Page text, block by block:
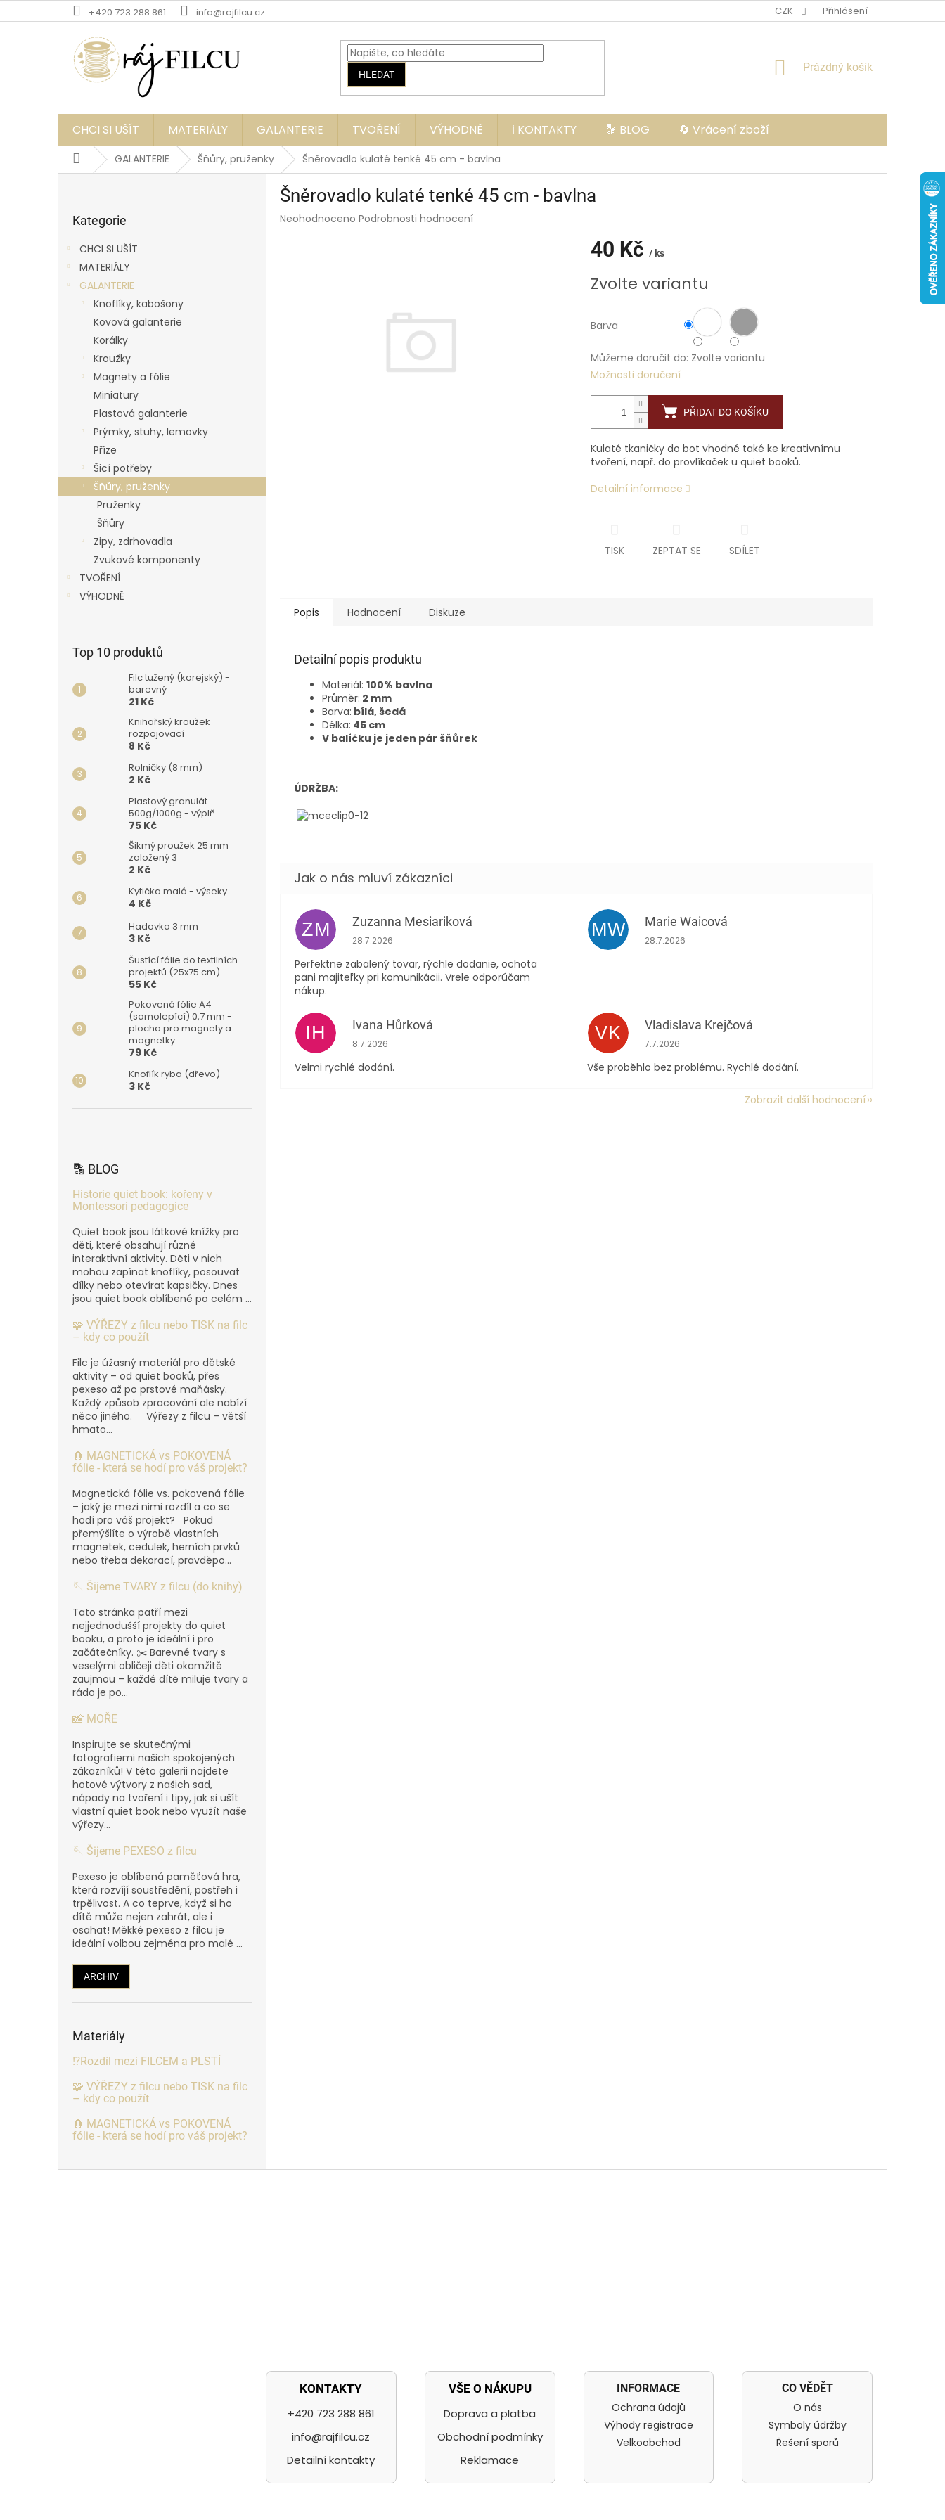
na
+420 723 288 861 info@rajfilcu.cz CZK Přihlášení
HLEDAT
NÁKUPNÍ
Prázdný košík
CHCI SI UŠÍT MATERIÁLY GALANTERIE TVOŘENÍ VÝHODNĚ ℹ️ KONTAKTY 🔡 BLOG 🔄 Vrácení zboží
DomůGALANTERIE Šňůry, pruženky Šněrovadlo kulaté tenké 45 cm - bavlna
kategorie
Kategorie
CHCI SI UŠÍT
MATERIÁLY
GALANTERIE
Knoflíky, kabošony
Kovová galanterie
Korálky
Kroužky
Magnety a fólie
Miniatury
Plastová galanterie
Prýmky, stuhy, lemovky
Příze
Šicí potřeby
Šňůry, pruženky
Pruženky
Šňůry
Zipy, zdrhovadla
Zvukové komponenty
TVOŘENÍ
VÝHODNĚ
Top 10 produktů
Filc tužený (korejský) -
barevný
21 Kč
Knihařský kroužek
rozpojovací
8 Kč
Rolničky (8 mm)
2 Kč
Plastový granulát
500g/1000g - výplň
75 Kč
Šikmý proužek 25 mm
založený 3
2 Kč
Kytička malá - výseky
4 Kč
Hadovka 3 mm
3 Kč
Šustící fólie do textilních
projektů (25x75 cm)
55 Kč
Pokovená fólie A4
(samolepící) 0,7 mm -
plocha pro magnety a
magnetky
79 Kč
Knoflík ryba (dřevo)
3 Kč
🔡 BLOG
Historie quiet book: kořeny v
Montessori pedagogice
Quiet book jsou látkové knížky pro
děti, které obsahují různé
interaktivní aktivity. Děti v nich
mohou zapínat knoflíky, posouvat
dílky nebo otevírat kapsičky. Dnes
jsou quiet book oblíbené po celém ...
🧩 VÝŘEZY z filcu nebo TISK na filc
– kdy co použít
Filc je úžasný materiál pro dětské
aktivity – od quiet booků, přes
pexeso až po prstové maňásky.
Každý způsob zpracování ale nabízí
něco jiného. Výřezy z filcu – větší
hmato...
🧲 MAGNETICKÁ vs POKOVENÁ
fólie - která se hodí pro váš projekt?
Magnetická fólie vs. pokovená fólie
– jaký je mezi nimi rozdíl a co se
hodí pro váš projekt? Pokud
přemýšlíte o výrobě vlastních
magnetek, cedulek, herních prvků
nebo třeba dekorací, pravděpo...
🪡 Šijeme TVARY z filcu (do knihy)
Tato stránka patří mezi
nejjednodušší projekty do quiet
booku, a proto je ideální i pro
začátečníky. ✂️ Barevné tvary s
veselými obličeji děti okamžitě
zaujmou – každé dítě miluje tvary a
rádo je po...
📸 MOŘE
Inspirujte se skutečnými
fotografiemi našich spokojených
zákazníků! V této galerii najdete
hotové výtvory z našich sad,
nápady na tvoření i tipy, jak si ušít
vlastní quiet book nebo využít naše
výřezy...
🪡 Šijeme PEXESO z filcu
Pexeso je oblíbená paměťová hra,
která rozvíjí soustředění, postřeh i
trpělivost. A co teprve, když si ho
dítě může nejen zahrát, ale i
osahat! Měkké pexeso z filcu je
ideální volbou zejména pro malé ...
ARCHIV
Materiály
⁉️Rozdíl mezi FILCEM a PLSTÍ
🧩 VÝŘEZY z filcu nebo TISK na filc
– kdy co použít
🧲 MAGNETICKÁ vs POKOVENÁ
fólie - která se hodí pro váš projekt?
Šněrovadlo kulaté tenké 45 cm - bavlna
Průměrné
Neohodnoceno Podrobnosti hodnocení
40 Kč / ks
cena:
Zvolte variantu
Barva
Můžeme doručit do: Zvolte variantu
Možnosti doručení
PŘIDAT DO KOŠÍKU
Kulaté tkaničky do bot vhodné také ke kreativnímu
tvoření, např. do provlíkaček u quiet booků.
Detailní informace
TISK ZEPTAT SE SDÍLET
Popis Hodnocení Diskuze
Detailní popis produktu
Materiál: 100% bavlna
Průměr: 2 mm
Barva: bílá, šedá
Délka: 45 cm
V balíčku je jeden pár šňůrek
ÚDRŽBA:
ZM Zuzanna Mesiariková
Hodnocení obchodu je 5 z 5 hvězdiček.
28.7.2026
Perfektne zabalený tovar, rýchle dodanie, ochota
pani majiteľky pri komunikácii. Vrele odporúčam
nákup.
MW Marie Waicová
Hodnocení obchodu je 5 z 5 hvězdiček.
28.7.2026
IH Ivana Hůrková
Hodnocení obchodu je 5 z 5 hvězdiček.
8.7.2026
Velmi rychlé dodání.
VK Vladislava Krejčová
Hodnocení obchodu je 5 z 5 hvězdiček.
7.7.2026
Vše proběhlo bez problému. Rychlé dodání.
Zobrazit další hodnocení
KONTAKTY
+420 723 288 861
info@rajfilcu.cz
Detailní kontakty
VŠE O NÁKUPU
Doprava a platba
Obchodní podmínky
Reklamace
INFORMACE
Ochrana údajů
Výhody registrace
Velkoobchod
CO VĚDĚT
O nás
Symboly údržby
Řešení sporů